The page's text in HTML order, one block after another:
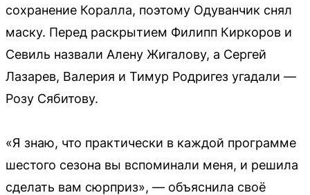
сохранение Коралла, поэтому Одуванчик снял
маску. Перед раскрытием Филипп Киркоров и
Севиль назвали Алену Жигалову, а Сергей
Лазарев, Валерия и Тимур Родригез угадали —
Розу Сябитову.
«Я знаю, что практически в каждой программе
шестого сезона вы вспоминали меня, и решила
сделать вам сюрприз», — объяснила своё